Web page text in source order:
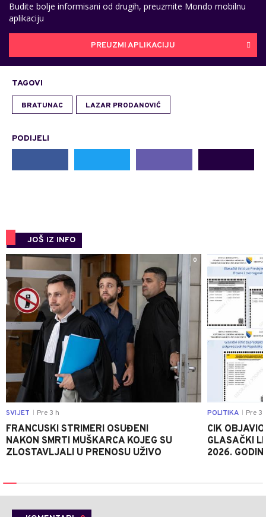
Budite bolje informisani od drugih, preuzmite Mondo mobilnu
aplikaciju
PREUZMI APLIKACIJU
TAGOVI
BRATUNAC LAZAR PRODANOVIĆ
PODIJELI
JOŠ IZ INFO
0
SVIJET Pre 3 h
FRANCUSKI STRIMERI OSUĐENI
NAKON SMRTI MUŠKARCA KOJEG SU
ZLOSTAVLJALI U PRENOSU UŽIVO
POLITIKA Pre 3
CIK
GLASAČKI
2026.